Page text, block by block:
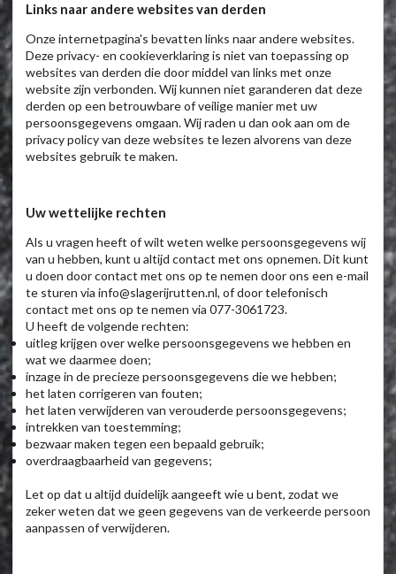
Links naar andere websites van derden
Onze internetpagina's bevatten links naar andere websites.
Deze privacy- en cookieverklaring is niet van toepassing op
websites van derden die door middel van links met onze
website zijn verbonden. Wij kunnen niet garanderen dat deze
derden op een betrouwbare of veilige manier met uw
persoonsgegevens omgaan. Wij raden u dan ook aan om de
privacy policy van deze websites te lezen alvorens van deze
websites gebruik te maken.
Uw wettelijke rechten
Als u vragen heeft of wilt weten welke persoonsgegevens wij
van u hebben, kunt u altijd contact met ons opnemen. Dit kunt
u doen door contact met ons op te nemen door ons een e-mail
te sturen via info@slagerijrutten.nl, of door telefonisch
contact met ons op te nemen via 077-3061723.
U heeft de volgende rechten:
uitleg krijgen over welke persoonsgegevens we hebben en
wat we daarmee doen;
inzage in de precieze persoonsgegevens die we hebben;
het laten corrigeren van fouten;
het laten verwijderen van verouderde persoonsgegevens;
intrekken van toestemming;
bezwaar maken tegen een bepaald gebruik;
overdraagbaarheid van gegevens;
Let op dat u altijd duidelijk aangeeft wie u bent, zodat we
zeker weten dat we geen gegevens van de verkeerde persoon
aanpassen of verwijderen.